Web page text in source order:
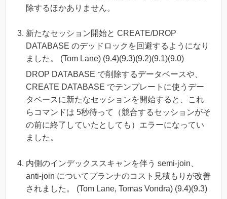
除するほかありません。
新たなセッション開始と CREATE/DROP
DATABASE のデッドロックを回避するようになり
ました。 (Tom Lane) (9.4)(9.3)(9.2)(9.1)(9.0)
DROP DATABASE で削除するデータベースや、
CREATE DATABASE でテンプレートに使うデー
タベースに新たなセッションを開始すると、これ
らコマンドは 5秒待って（競合するセッションがそ
の前に終了していたとしても）エラーになってい
ました。
内側のインデックススキャンを伴う semi-join、
anti-join についてプランナのコスト見積もりが改善
されました。 (Tom Lane, Tomas Vondra) (9.4)(9.3)